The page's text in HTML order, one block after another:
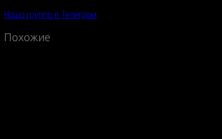
Наша группа в Телеграм
Похожие